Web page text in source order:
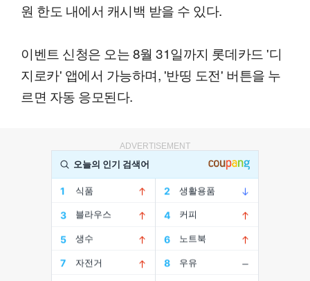
원 한도 내에서 캐시백 받을 수 있다.
이벤트 신청은 오는 8월 31일까지 롯데카드 '디
지로카' 앱에서 가능하며, '반띵 도전' 버튼을 누
르면 자동 응모된다.
ADVERTISEMENT